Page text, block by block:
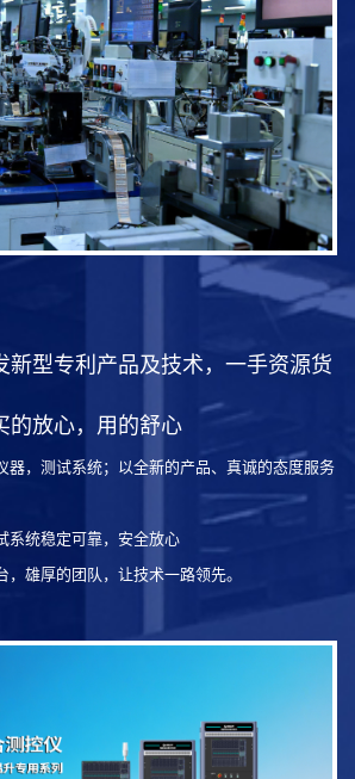
新型专利产品及技术，一手资源货
的放心，用的舒心
器，测试系统；以全新的产品、真诚的态度服务
系统稳定可靠，安全放心
，雄厚的团队，让技术一路领先。